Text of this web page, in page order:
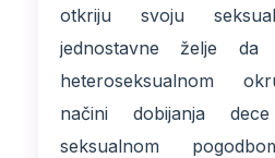
otkriju svoju
jednostavne želje
heteroseksualnom
načini dobijanja
seksualnom